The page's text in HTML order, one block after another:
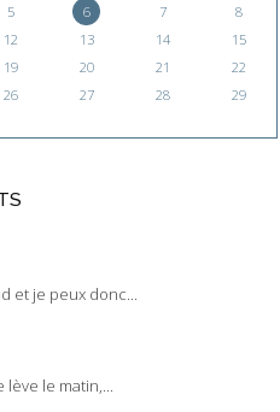
5 6 7
8
12 13 14
15
19 20 21
22
26 27 28
29
et je peux donc...
le matin,...